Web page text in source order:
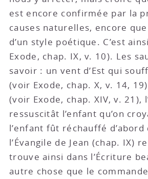
est encore confirmée par la
causes naturelles, encore
d’un style poétique. C’est
Exode, chap. IX, v. 10). Les
savoir : un vent d’Est qui
(voir Exode, chap. X, v. 14,
(voir Exode, chap. XIV, v.
ressuscitât l’enfant qu’on
l’enfant fût réchauffé
l’Évangile de Jean (chap. IX)
trouve ainsi dans l’Écriture
autre chose que le